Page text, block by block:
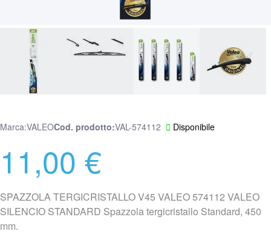
Disponibile
Marca:VALEOCod. prodotto VAL-574112
11,00 €
SPAZZOLA TERGICRISTALLO V45 VALEO 574112 VALEO
SILENCIO STANDARD Spazzola tergicristallo Standard, 450
mm.